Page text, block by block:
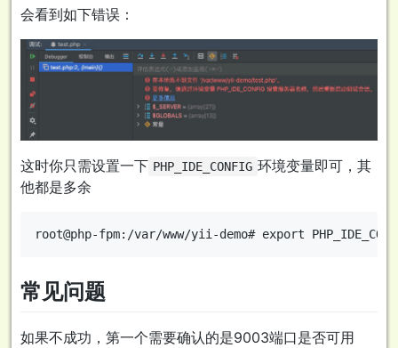
会看到如下错误：
这时你只需设置一下 PHP_IDE_CONFIG 环境变量即可，其
他都是多余
常见问题
如果不成功，第一个需要确认的是9003端口是否可用